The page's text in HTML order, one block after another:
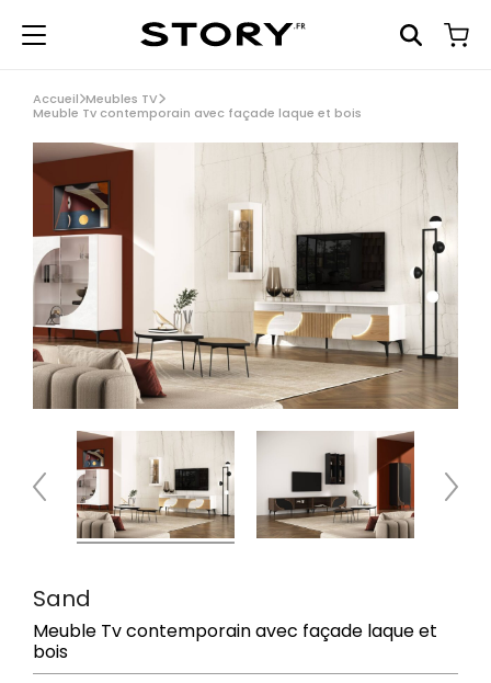
Accueil Meubles TV
Meuble Tv contemporain avec façade laque et bois
Sand
Meuble Tv contemporain avec façade laque et
bois